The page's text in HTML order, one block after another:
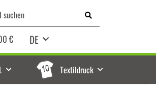
DE
€
Textildruck